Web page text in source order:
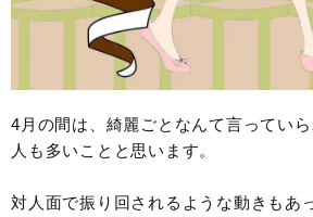
4月の間は、綺麗ごとなんて言ってい
人も多いことと思います。
対人面で振り回されるような動きもあ